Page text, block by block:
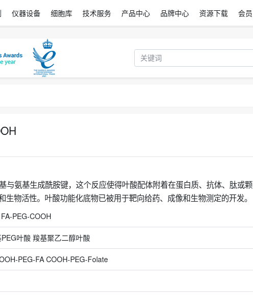
仪器设备 细胞库 技术服务 产品中心 品牌中心 资源下载 会员
与氨基生成酰胺键，这个反应使得叶酸配体附着在蛋白质、抗体、肽或颗
物活性。叶酸功能化底物已被用于靶向给药、成像和生物测定的开发。
PEG-COOH
叶酸 羧基聚乙二醇叶酸
PEG-FA COOH-PEG-Folate